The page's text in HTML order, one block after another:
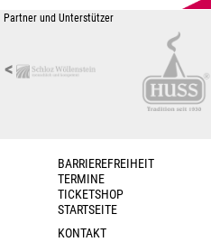
Partner und Unterstützer
<
BARRIEREFREIHEIT
TERMINE
TICKETSHOP
STARTSEITE
KONTAKT